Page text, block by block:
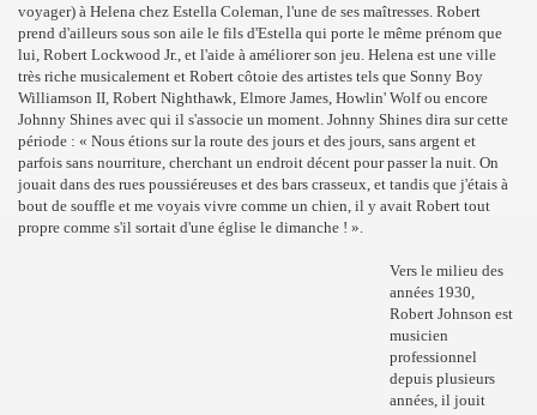
voyager) à Helena chez Estella Coleman, l'une de ses maîtresses. Robert
prend d'ailleurs sous son aile le fils d'Estella qui porte le même prénom que
lui, Robert Lockwood Jr., et l'aide à améliorer son jeu. Helena est une ville
très riche musicalement et Robert côtoie des artistes tels que Sonny Boy
Williamson II, Robert Nighthawk, Elmore James, Howlin' Wolf ou encore
Johnny Shines avec qui il s'associe un moment. Johnny Shines dira sur cette
période : « Nous étions sur la route des jours et des jours, sans argent et
parfois sans nourriture, cherchant un endroit décent pour passer la nuit. On
jouait dans des rues poussiéreuses et des bars crasseux, et tandis que j'étais à
bout de souffle et me voyais vivre comme un chien, il y avait Robert tout
propre comme s'il sortait d'une église le dimanche ! ».
Vers le milieu des
années 1930,
Robert Johnson est
musicien
professionnel
depuis plusieurs
années, il jouit